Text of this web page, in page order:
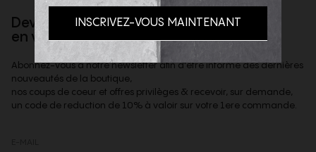
Devenez client privilège
en vous inscrivant à la newsletter
Abonnez-vous à notre newsletter afin d'être informé des dernières
nouveautés de la boutique,
nos coups de coeur et offres privilèges & recevoir, sur demande,
un code de reduction de 10% à valoir sur votre 1ere commande.